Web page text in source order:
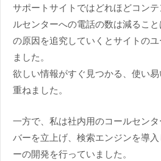
サポートサイトではどれほどコン
ルセンターへの電話の数は減るこ
の原因を追究していくとサイトの
ました。
欲しい情報がすぐ見つかる、使い
重ねました。
一方で、私は社内用のコールセン
バーを立上げ、検索エンジンを導
ーの開発を行っていました。